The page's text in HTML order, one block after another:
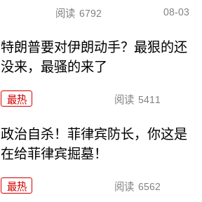
阅读 6792 08-03
特朗普要对伊朗动手？最狠的还
没来，最骚的来了
最热 阅读 5411
政治自杀！菲律宾防长，你这是
在给菲律宾掘墓！
最热 阅读 6562